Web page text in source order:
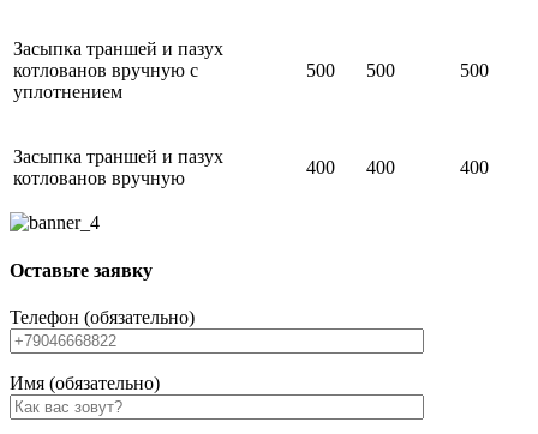
Засыпка траншей и пазух
котлованов вручную с
уплотнением
500 500 500
Засыпка траншей и пазух
котлованов вручную
400 400 400
Оставьте заявку
Телефон (обязательно)
Имя (обязательно)